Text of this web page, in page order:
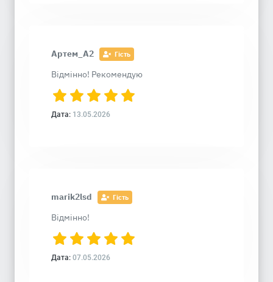
Артем_А2 Гість
Відмінно! Рекомендую
Дата: 13.05.2026
marik2lsd Гість
Відмінно!
Дата: 07.05.2026